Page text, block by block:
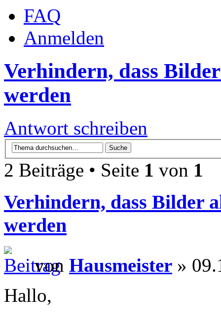
FAQ
Anmelden
Verhindern, dass
werden
Antwort schreiben
2 Beiträge • Seite 1 von 1
Verhindern, dass Bilder
werden
von Hausmeister »
Hallo,